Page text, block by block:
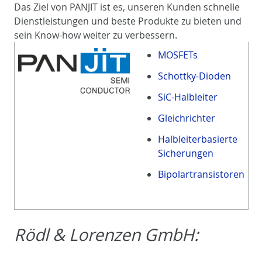
Das Ziel von PANJIT ist es, unseren Kunden schnelle
Dienstleistungen und beste Produkte zu bieten und
sein Know-how weiter zu verbessern.
MOSFETs
Schottky-Dioden
SiC-Halbleiter
Gleichrichter
Halbleiterbasierte
Sicherungen
Bipolartransistoren
Rödl & Lorenzen GmbH: